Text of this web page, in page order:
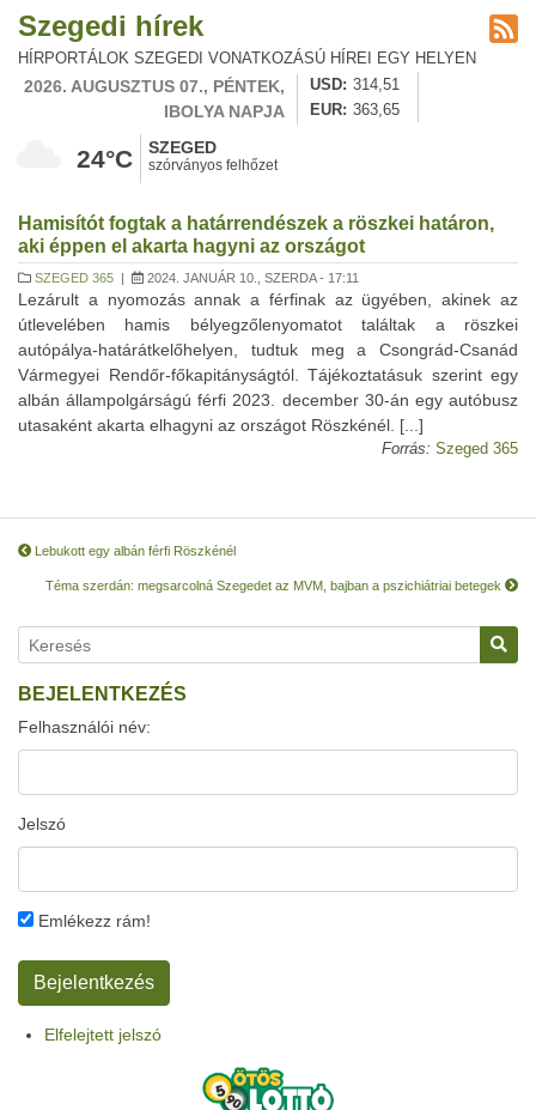
Szegedi hírek
HÍRPORTÁLOK SZEGEDI VONATKOZÁSÚ HÍREI EGY HELYEN
2026. AUGUSZTUS 07., PÉNTEK,
IBOLYA NAPJA
USD
314,51
EUR
363,65
24°C SZEGED
szórványos felhőzet
Hamisítót fogtak a határrendészek a röszkei határon,
aki éppen el akarta hagyni az országot
SZEGED 365 | 2024. JANUÁR 10., SZERDA - 17:11
Lezárult a nyomozás annak a férfinak az ügyében, akinek az
útlevelében hamis bélyegzőlenyomatot találtak a röszkei
autópálya-határátkelőhelyen, tudtuk meg a Csongrád-Csanád
Vármegyei Rendőr-főkapitányságtól. Tájékoztatásuk szerint egy
albán állampolgárságú férfi 2023. december 30-án egy autóbusz
utasaként akarta elhagyni az országot Röszkénél. [...]
Forrás: Szeged 365
Lebukott egy albán férfi Röszkénél
Téma szerdán: megsarcolná Szegedet az MVM, bajban a pszichiátriai betegek
BEJELENTKEZÉS
Felhasználói név:
Jelszó
Emlékezz rám!
Elfelejtett jelszó